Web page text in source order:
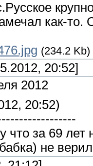
как-
(234.2 Kb)
20:52]
2012
20:52)
что за 69
не